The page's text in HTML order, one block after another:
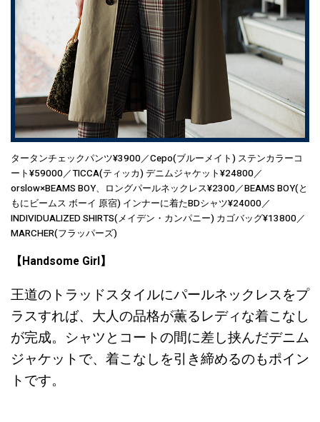
タータンチェックパンツ¥3900／Cepo(ブルーメイト) ステンカラーコ
ート¥59000／TICCA(ティッカ) デニムジャケット¥24800／
orslow×BEAMS BOY、ロングパールネックレス¥2300／BEAMS BOY(と
もにビームス ボーイ 原宿) インナーに着たBDシャツ¥24000／
INDIVIDUALIZED SHIRTS(メイデン・カンパニー) カゴバッグ¥13800／
MARCHER(フラッパーズ)
【Handsome Girl】
王道のトラッドスタイルにパールネックレスをプ
ラスすれば、大人の品格が薫るレディな着こなし
が完成。シャツとコートの間に差し挟んだデニム
ジャケットで、着こなしを引き締めるのもポイン
トです。